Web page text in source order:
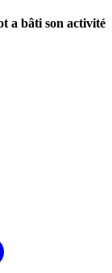
a bâti son activité